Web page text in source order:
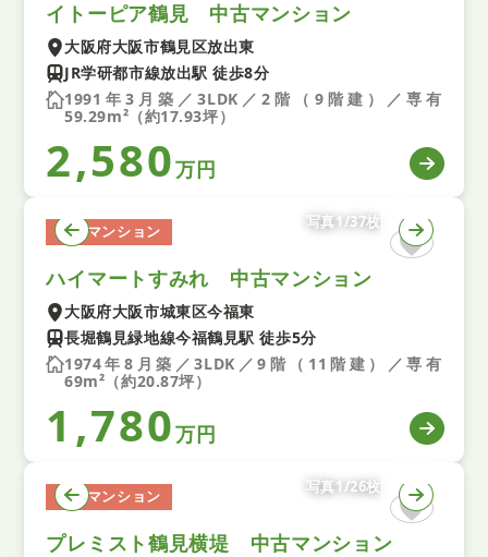
イトーピア鶴見 中古マンション
大阪府大阪市鶴見区放出東
JR学研都市線放出駅 徒歩8分
1991年3月築／3LDK／2階（9階建）／専有
59.29m²（約17.93坪）
2,580万円
中古マンション
写真1/37枚
ハイマートすみれ 中古マンション
大阪府大阪市城東区今福東
長堀鶴見緑地線今福鶴見駅 徒歩5分
1974年8月築／3LDK／9階（11階建）／専有
69m²（約20.87坪）
1,780万円
中古マンション
写真1/26枚
プレミスト鶴見横堤 中古マンション